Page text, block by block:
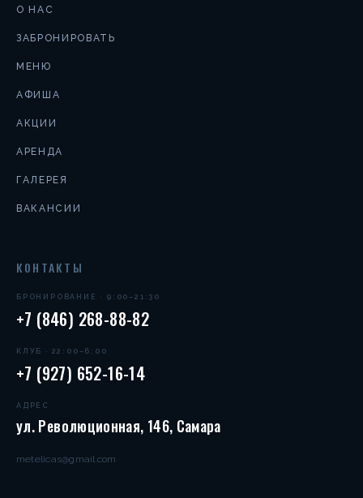
О НАС
ЗАБРОНИРОВАТЬ
МЕНЮ
АФИША
АКЦИИ
АРЕНДА
ГАЛЕРЕЯ
ВАКАНСИИ
КОНТАКТЫ
БРОНИРОВАНИЕ · 9:00–21:30
+7 (846) 268-88-82
КЛУБ · 22:00–6:00
+7 (927) 652-16-14
АДРЕС
ул. Революционная, 146, Самара
metelicas@gmail.com